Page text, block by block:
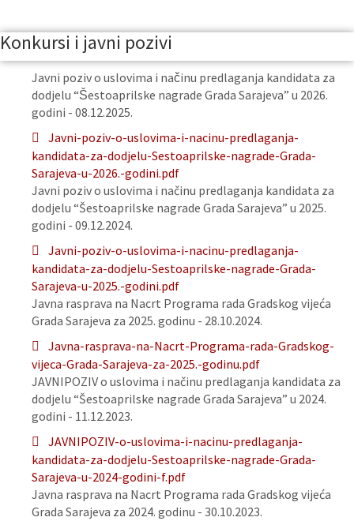
Konkursi i javni pozivi
Javni poziv o uslovima i načinu predlaganja kandidata za
dodjelu “Šestoaprilske nagrade Grada Sarajeva” u 2026.
godini - 08.12.2025.
Javni-poziv-o-uslovima-i-nacinu-predlaganja-
kandidata-za-dodjelu-Sestoaprilske-nagrade-Grada-
Sarajeva-u-2026.-godini.pdf
Javni poziv o uslovima i načinu predlaganja kandidata za
dodjelu “Šestoaprilske nagrade Grada Sarajeva” u 2025.
godini - 09.12.2024.
Javni-poziv-o-uslovima-i-nacinu-predlaganja-
kandidata-za-dodjelu-Sestoaprilske-nagrade-Grada-
Sarajeva-u-2025.-godini.pdf
Javna rasprava na Nacrt Programa rada Gradskog vijeća
Grada Sarajeva za 2025. godinu - 28.10.2024.
Javna-rasprava-na-Nacrt-Programa-rada-Gradskog-
vijeca-Grada-Sarajeva-za-2025.-godinu.pdf
JAVNIPOZIV o uslovima i načinu predlaganja kandidata za
dodjelu “Šestoaprilske nagrade Grada Sarajeva” u 2024.
godini - 11.12.2023.
JAVNIPOZIV-o-uslovima-i-nacinu-predlaganja-
kandidata-za-dodjelu-Sestoaprilske-nagrade-Grada-
Sarajeva-u-2024-godini-f.pdf
Javna rasprava na Nacrt Programa rada Gradskog vijeća
Grada Sarajeva za 2024. godinu - 30.10.2023.